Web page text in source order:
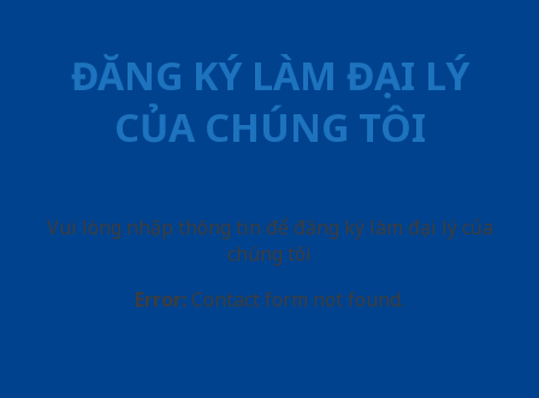
ĐĂNG KÝ LÀM ĐẠI LÝ
CỦA CHÚNG TÔI
Vui lòng nhập thông tin để đăng ký làm đại lý của
chúng tôi
Error: Contact form not found.